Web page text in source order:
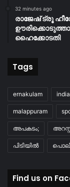
32 minutes ago
രാജേഷ് ട്രൂ
ഹൈക്കോടതി
Tags
ernakulam india
malappuram
അപകടം;
പിടിയിൽ
Find us on